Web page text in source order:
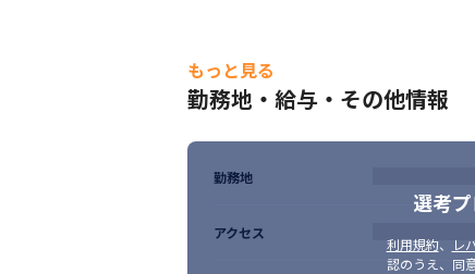
もっと見る
勤務地・給与・その他情報
選考
利用規約、 レ
認のうえ、同
勤務地
アクセス